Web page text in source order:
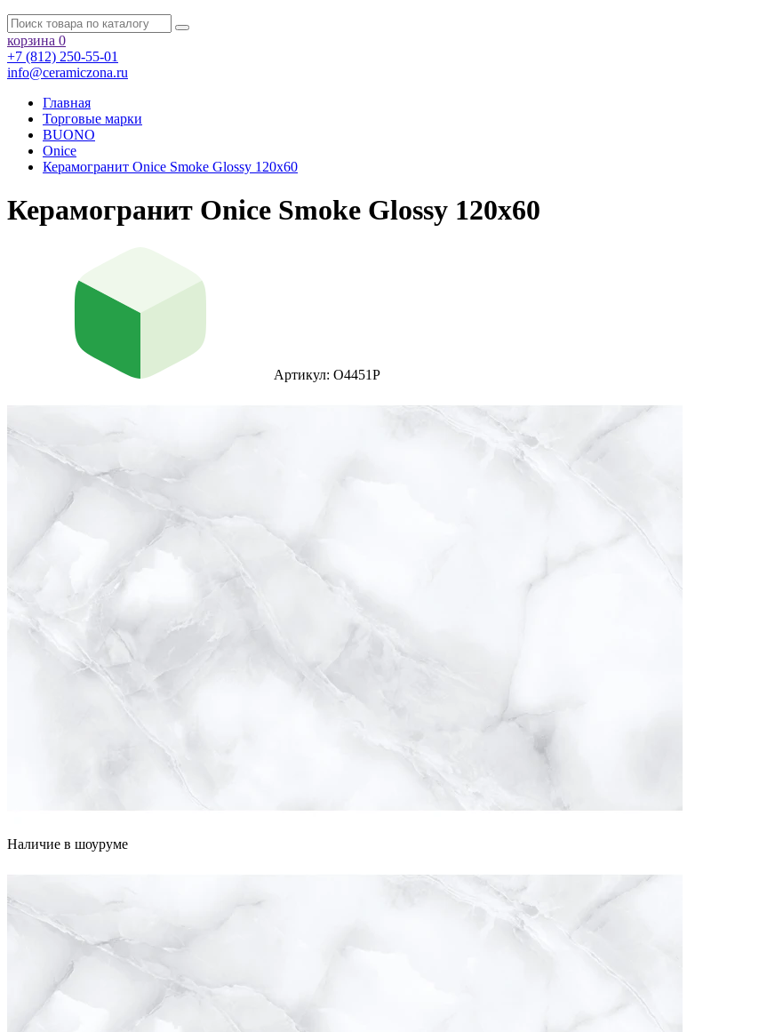
корзина 0
+7 (812) 250-55-01
info@ceramiczona.ru
Главная
Торговые марки
BUONO
Onice
Керамогранит Onice Smoke Glossy 120х60
Керамогранит Onice Smoke Glossy 120х60
Артикул: O4451P
Наличие в шоуруме